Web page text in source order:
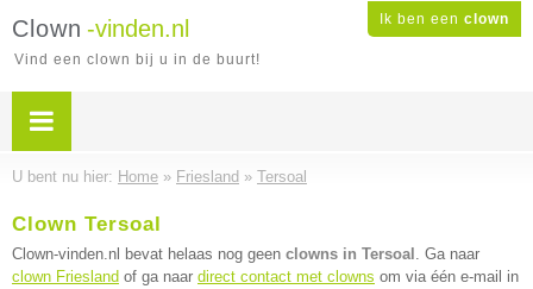
Ik ben een clown
Clown -vinden.nl
Vind een clown bij u in de buurt!
U bent nu hier: Home » Friesland » Tersoal
Clown Tersoal
Clown-vinden.nl bevat helaas nog geen clowns in Tersoal . Ga naar
clown Friesland of ga naar direct contact met clowns om via één e-mail in